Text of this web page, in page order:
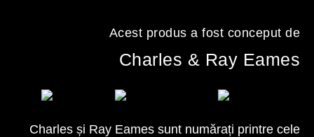
Acest produs a fost conceput de
Charles & Ray Eames
Charles și Ray Eames sunt numărați printre cele